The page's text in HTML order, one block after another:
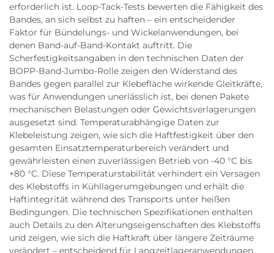
erforderlich ist. Loop-Tack-Tests bewerten die Fähigkeit des
Bandes, an sich selbst zu haften – ein entscheidender
Faktor für Bündelungs- und Wickelanwendungen, bei
denen Band-auf-Band-Kontakt auftritt. Die
Scherfestigkeitsangaben in den technischen Daten der
BOPP-Band-Jumbo-Rolle zeigen den Widerstand des
Bandes gegen parallel zur Klebefläche wirkende Gleitkräfte,
was für Anwendungen unerlässlich ist, bei denen Pakete
mechanischen Belastungen oder Gewichtsverlagerungen
ausgesetzt sind. Temperaturabhängige Daten zur
Klebeleistung zeigen, wie sich die Haftfestigkeit über den
gesamten Einsatztemperaturbereich verändert und
gewährleisten einen zuverlässigen Betrieb von -40 °C bis
+80 °C. Diese Temperaturstabilität verhindert ein Versagen
des Klebstoffs in Kühllagerumgebungen und erhält die
Haftintegrität während des Transports unter heißen
Bedingungen. Die technischen Spezifikationen enthalten
auch Details zu den Alterungseigenschaften des Klebstoffs
und zeigen, wie sich die Haftkraft über längere Zeiträume
verändert – entscheidend für Langzeitlageranwendungen.